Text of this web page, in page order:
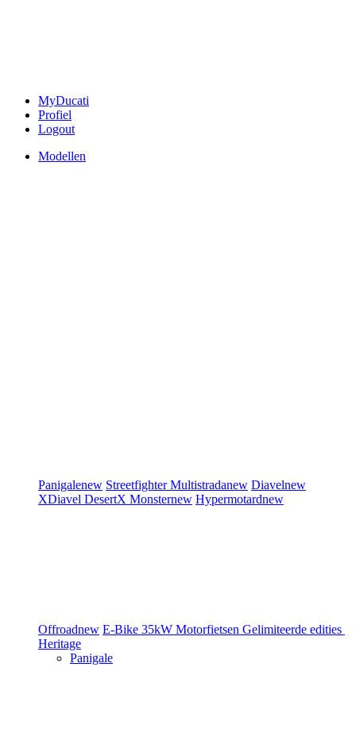
MyDucati
Profiel
Logout
Modellen
Panigalenew StreetfighterMultistradanew Diavelnew
XDiavel DesertX Monsternew Hypermotardnew
Offroadnew E-Bike 35kW Motorfietsen Gelimiteerde edities
Heritage
Panigale